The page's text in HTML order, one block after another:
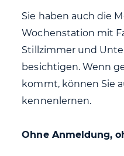
Sie haben auch die
Wochenstation mit
Stillzimmer und
besichtigen. Wenn
kommt, können Sie
kennenlernen.
Ohne Anmeldung,